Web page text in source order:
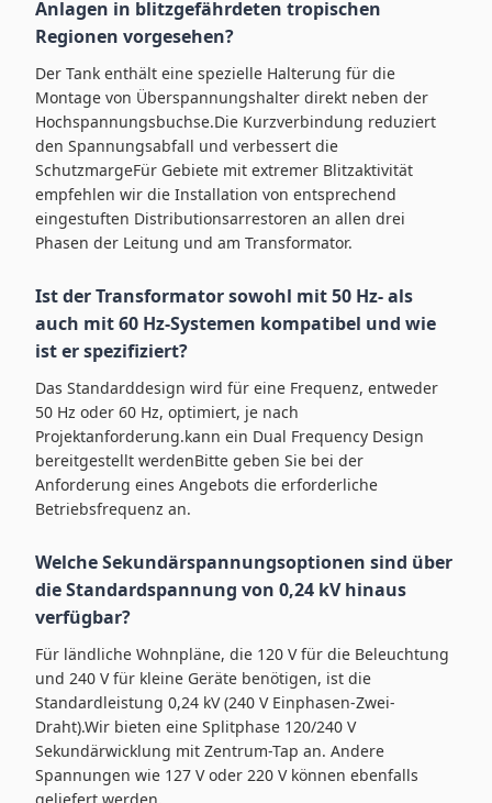
Anlagen in blitzgefährdeten tropischen
Regionen vorgesehen?
Der Tank enthält eine spezielle Halterung für die
Montage von Überspannungshalter direkt neben der
Hochspannungsbuchse.Die Kurzverbindung reduziert
den Spannungsabfall und verbessert die
SchutzmargeFür Gebiete mit extremer Blitzaktivität
empfehlen wir die Installation von entsprechend
eingestuften Distributionsarrestoren an allen drei
Phasen der Leitung und am Transformator.
Ist der Transformator sowohl mit 50 Hz- als
auch mit 60 Hz-Systemen kompatibel und wie
ist er spezifiziert?
Das Standarddesign wird für eine Frequenz, entweder
50 Hz oder 60 Hz, optimiert, je nach
Projektanforderung.kann ein Dual Frequency Design
bereitgestellt werdenBitte geben Sie bei der
Anforderung eines Angebots die erforderliche
Betriebsfrequenz an.
Welche Sekundärspannungsoptionen sind über
die Standardspannung von 0,24 kV hinaus
verfügbar?
Für ländliche Wohnpläne, die 120 V für die Beleuchtung
und 240 V für kleine Geräte benötigen, ist die
Standardleistung 0,24 kV (240 V Einphasen-Zwei-
Draht).Wir bieten eine Splitphase 120/240 V
Sekundärwicklung mit Zentrum-Tap an. Andere
Spannungen wie 127 V oder 220 V können ebenfalls